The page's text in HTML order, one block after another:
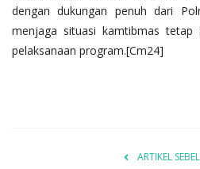
dengan dukungan penuh dari
menjaga situasi kamtibmas tetap
pelaksanaan program.[Cm24]
ARTIKEL